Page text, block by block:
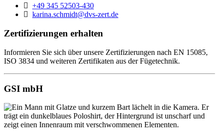
Telefon:
+49 345 52503-430
E-Mail:
karina.schmidt@dvs-zert.de
Zertifizierungen erhalten
Informieren Sie sich über unsere Zertifizierungen nach EN 15085,
ISO 3834 und weiteren Zertifikaten aus der Fügetechnik.
GSI mbH